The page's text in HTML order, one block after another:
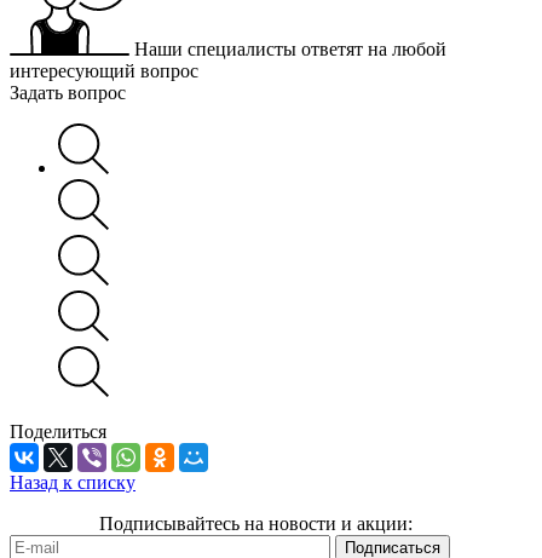
Наши специалисты ответят на любой
интересующий вопрос
Задать вопрос
Поделиться
Назад к списку
Подписывайтесь на новости и акции: